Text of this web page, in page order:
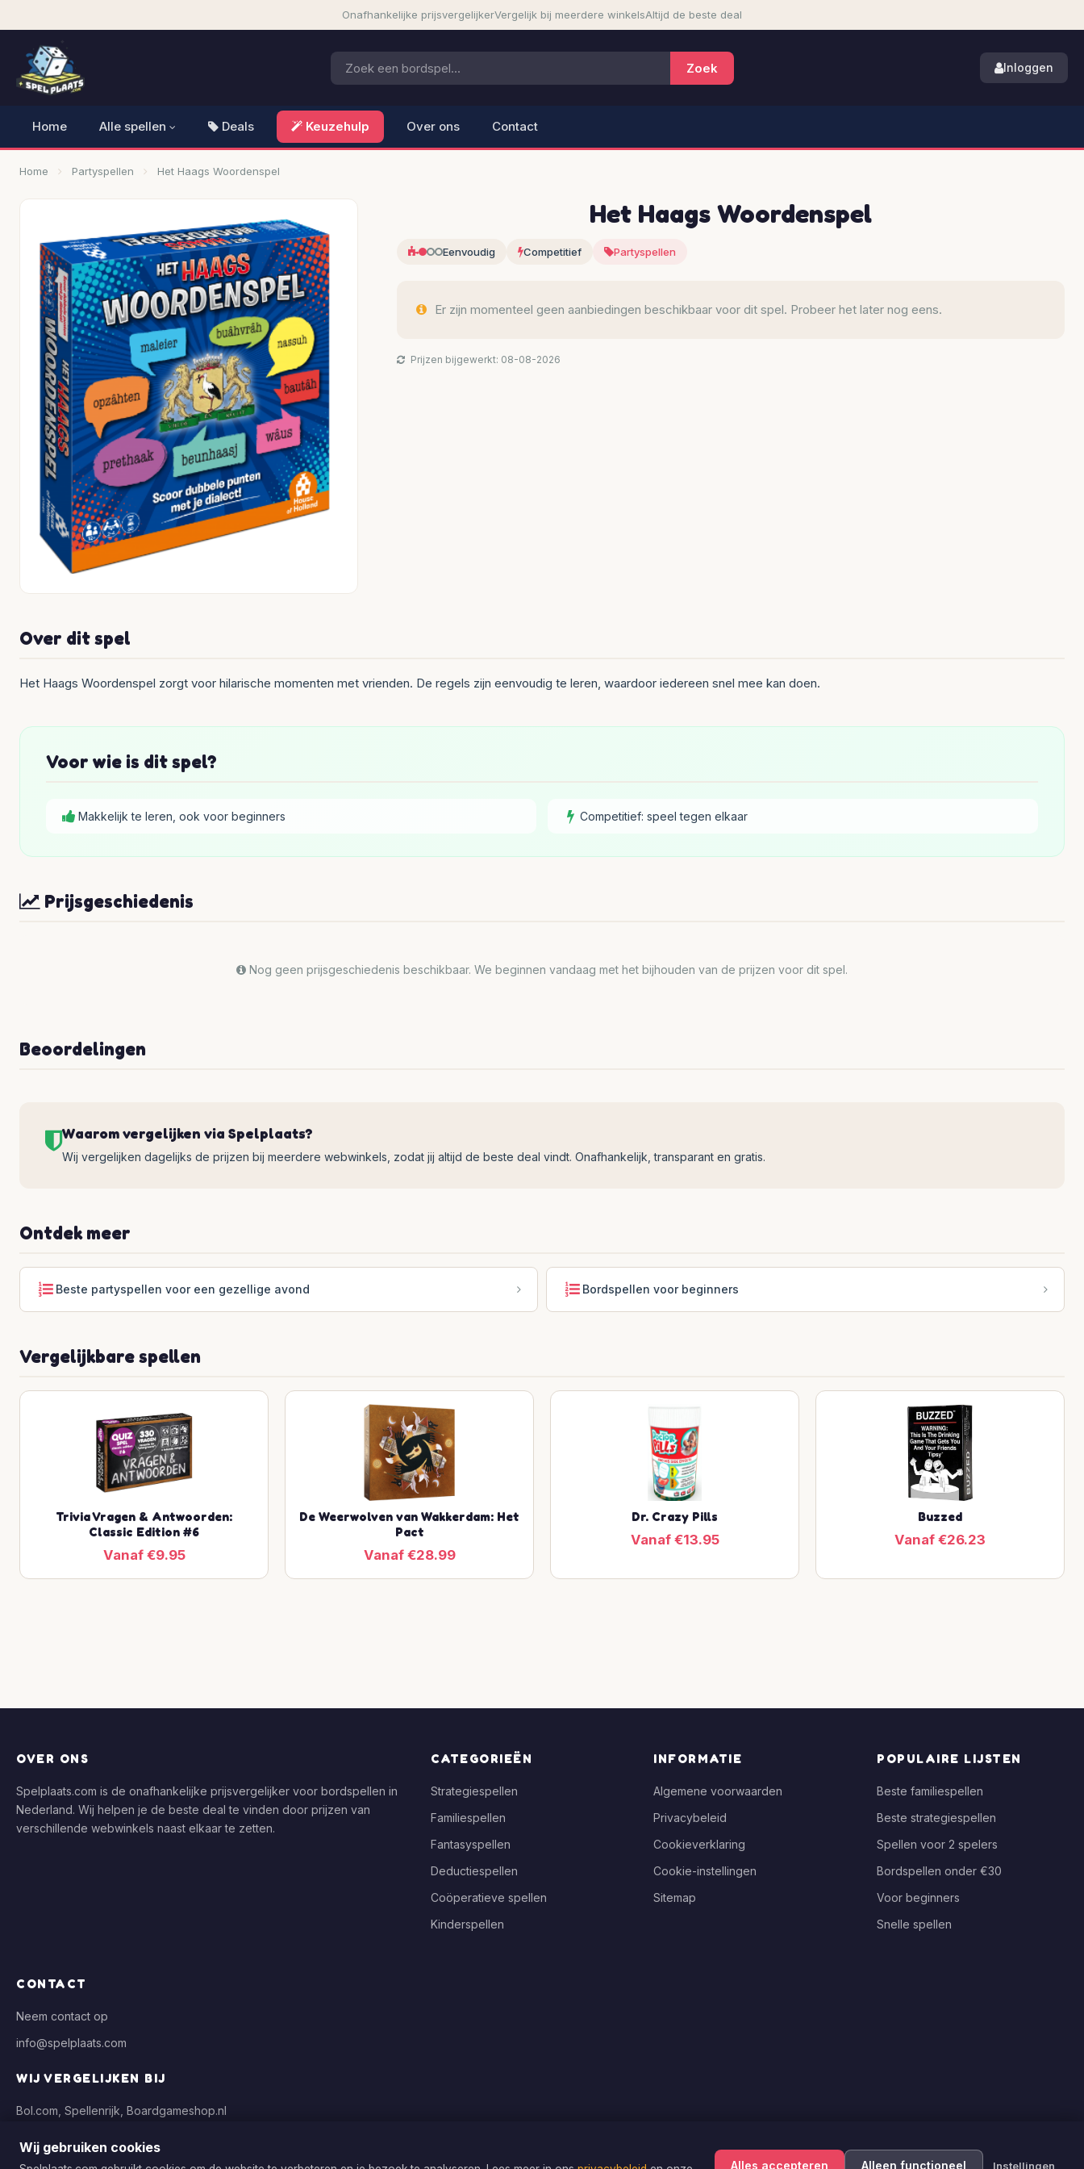
Onafhankelijke prijsvergelijkerVergelijk bij meerdere winkelsAltijd de beste deal
Inloggen
Home Alle spellen Deals Keuzehulp Over ons Contact
Home Partyspellen Het Haags Woordenspel
Het Haags Woordenspel
Eenvoudig Competitief Partyspellen
Er zijn momenteel geen aanbiedingen beschikbaar voor dit spel. Probeer het later nog eens.
Prijzen bijgewerkt: 08-08-2026
Over dit spel
Het Haags Woordenspel zorgt voor hilarische momenten met vrienden. De regels zijn eenvoudig te leren, waardoor iedereen snel mee kan doen.
Voor wie is dit spel?
Makkelijk te leren, ook voor beginners Competitief: speel tegen elkaar
Prijsgeschiedenis
Nog geen prijsgeschiedenis beschikbaar. We beginnen vandaag met het bijhouden van de prijzen voor dit spel.
Beoordelingen
Waarom vergelijken via Spelplaats?
Wij vergelijken dagelijks de prijzen bij meerdere webwinkels, zodat jij altijd de beste deal vindt. Onafhankelijk, transparant en gratis.
Ontdek meer
Beste partyspellen voor een gezellige avond Bordspellen voor beginners
Vergelijkbare spellen
Trivia Vragen & Antwoorden:
Classic Edition #6
Vanaf €9.95
De Weerwolven van Wakkerdam: Het
Pact
Vanaf €28.99
Dr. Crazy Pills
Vanaf €13.95
Buzzed
Vanaf €26.23
OVER ONS
Spelplaats.com is de onafhankelijke prijsvergelijker voor bordspellen in
Nederland. Wij helpen je de beste deal te vinden door prijzen van
verschillende webwinkels naast elkaar te zetten.
CATEGORIEËN
Strategiespellen
Familiespellen
Fantasyspellen
Deductiespellen
Coöperatieve spellen
Kinderspellen
INFORMATIE
Algemene voorwaarden
Privacybeleid
Cookieverklaring
Cookie-instellingen
Sitemap
POPULAIRE LIJSTEN
Beste familiespellen
Beste strategiespellen
Spellen voor 2 spelers
Bordspellen onder €30
Voor beginners
Snelle spellen
CONTACT
Neem contact op
info@spelplaats.com
WIJ VERGELIJKEN BIJ
Bol.com, Spellenrijk, Boardgameshop.nl
Wij gebruiken cookies
Alles accepteren Alleen functioneel Instellingen